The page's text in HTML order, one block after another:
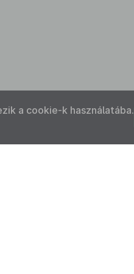
a cookie-k használatába.